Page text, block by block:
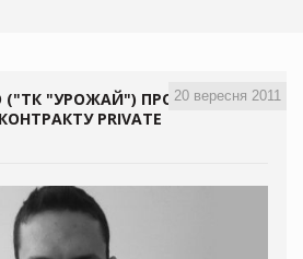
20 вересня 2011
("ТК "УРОЖАЙ") ПРО
PRIVATE